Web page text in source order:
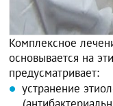
Комплексное
основывается на
предусматривает:
устранение